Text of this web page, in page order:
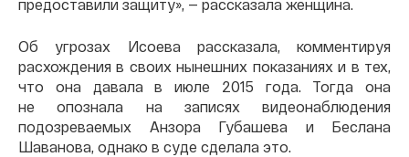
предоставили защиту», — рассказала женщина.
Об угрозах Исоева рассказала, комментируя
расхождения в своих нынешних показаниях и в тех,
что она давала в июле 2015 года. Тогда она
не опознала на записях видеонаблюдения
подозреваемых Анзора Губашева и Беслана
Шаванова, однако в суде сделала это.